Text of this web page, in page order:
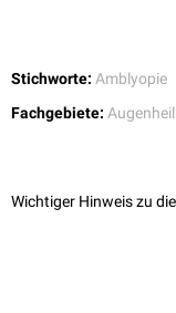
Stichworte: Amblyopie
Fachgebiete:
Wichtiger Hinweis zu